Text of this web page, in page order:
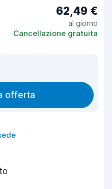
62,49 €
al giorno
Cancellazione gratuita
offerta